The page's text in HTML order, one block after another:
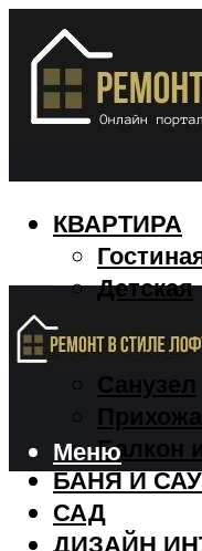
КВАРТИРА
Детская
Спальня
Санузел
Балкон
БАНЯ И
САД
ДИЗАЙН
Меню